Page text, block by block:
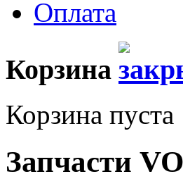
Оплата
Корзина
Корзина пуста
Запчасти